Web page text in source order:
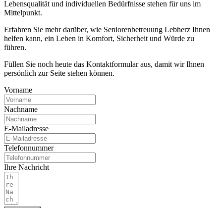
Lebensqualität und individuellen Bedürfnisse stehen für uns im
Mittelpunkt.
Erfahren Sie mehr darüber, wie Seniorenbetreuung Lebherz Ihnen
helfen kann, ein Leben in Komfort, Sicherheit und Würde zu
führen.
Füllen Sie noch heute das Kontaktformular aus, damit wir Ihnen
persönlich zur Seite stehen können.
Vorname
Nachname
E-Mailadresse
Telefonnummer
Ihre Nachricht